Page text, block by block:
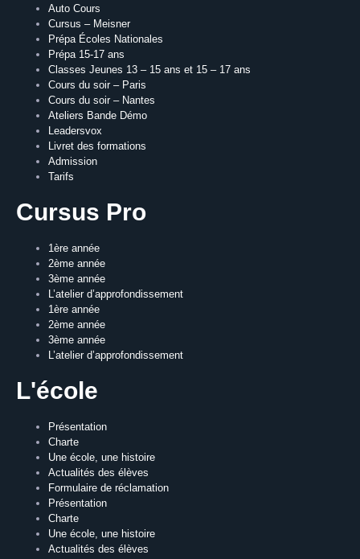
Auto Cours
Cursus – Meisner
Prépa Écoles Nationales
Prépa 15-17 ans
Classes Jeunes 13 – 15 ans et 15 – 17 ans
Cours du soir – Paris
Cours du soir – Nantes
Ateliers Bande Démo
Leadersvox
Livret des formations
Admission
Tarifs
Cursus Pro
1ère année
2ème année
3ème année
L’atelier d’approfondissement
1ère année
2ème année
3ème année
L’atelier d’approfondissement
L'école
Présentation
Charte
Une école, une histoire
Actualités des élèves
Formulaire de réclamation
Présentation
Charte
Une école, une histoire
Actualités des élèves